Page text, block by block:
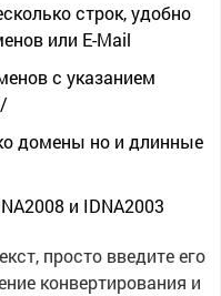
строк, удобно
или E-Mail
с указанием
домены но и длинные
и IDNA2003
просто введите его
конвертирования и